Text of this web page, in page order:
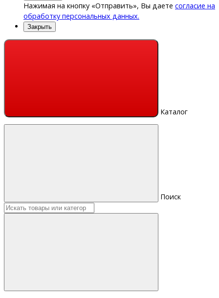
Нажимая на кнопку «Отправить», Вы даете согласие на
обработку персональных данных.
Закрыть
Каталог
Поиск